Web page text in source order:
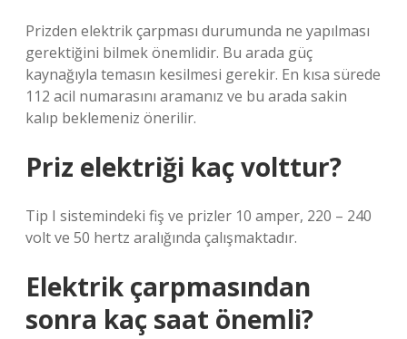
Prizden elektrik çarpması durumunda ne yapılması
gerektiğini bilmek önemlidir. Bu arada güç
kaynağıyla temasın kesilmesi gerekir. En kısa sürede
112 acil numarasını aramanız ve bu arada sakin
kalıp beklemeniz önerilir.
Priz elektriği kaç volttur?
Tip I sistemindeki fiş ve prizler 10 amper, 220 – 240
volt ve 50 hertz aralığında çalışmaktadır.
Elektrik çarpmasından
sonra kaç saat önemli?